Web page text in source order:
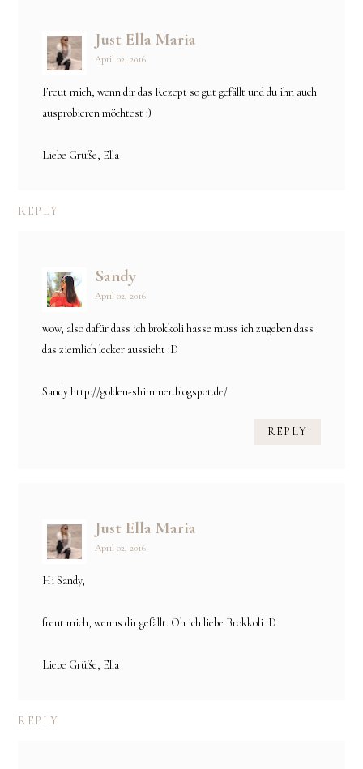
Just Ella Maria
April 02, 2016
Freut mich, wenn dir das Rezept so gut gefällt und du ihn auch
ausprobieren möchtest :)
Liebe Grüße, Ella
REPLY
Sandy
April 02, 2016
wow, also dafür dass ich brokkoli hasse muss ich zugeben dass
das ziemlich lecker aussieht :D
Sandy http://golden-shimmer.blogspot.de/
REPLY
Just Ella Maria
April 02, 2016
Hi Sandy,
freut mich, wenns dir gefällt. Oh ich liebe Brokkoli :D
Liebe Grüße, Ella
REPLY